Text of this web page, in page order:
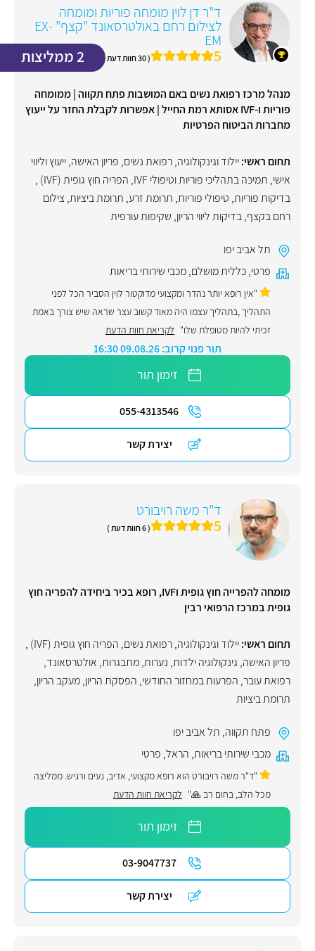
ד"ר דן לוין מומחה פוריות ומומחה
לצילום רחם באולטרסאונד "קצף" EX-
EM
5 ( 30 חוות דעת )
מנהל מרכז רפואת נשים באם המושבות פתח תקווה | ממומחה
פוריות ו-IVF אסותא רמת החייל | אפשרות לקבלת החזר על ייעוץ
מחברות הביטוח הפרטיות
תחום ראשי:יילוד וגינקולוגיה, רפואת נשים, פריון האישה,ייעוץ וליווי
אישי, תמיכה בתהליכי פוריות וטיפולי IVF , הפריה חוץ גופית (IVF)
,
בדיקות פוריות, טיפולי פוריות, תרומת זרע, תרומת ביציות, צילום
רחם בקצף,בדיקות ליווי הריון, שקיפות עורפית
תל אביב יפו
פרטי,כללית מושלם,מכבי שירותי בריאות
"אין רופא יותר נהדר ומקצועי מדוקטור לוין הסביר הכל לפני
התהליך ,בתהליך עצמו היה מאוד קשוב עצר שראה שיש צורך באמת
זכיתי להיות מטופלת שלו" לקריאת חוות הדעת
תור פנוי קרוב: 09.08.26 16:30
זימון תור
055-4313546
יצירת קשר
2 ממליצות
ד"ר משה רויבורט
5 ( 6 חוות דעת )
מומחה להפרייה חוץ גופית וIVF, רופא בכיר ביחידה להפריה חוץ
גופית במרכז הרפואי רבין
תחום ראשי:יילוד וגינקולוגיה, רפואת נשים, הפריה חוץ גופית (IVF)
,
פריון האישה, גינקולוגיה ילדות, נערות, מתבגרות, אולטרסאונד,
רפואת עובר, הפרעות במחזור החודשי, הפסקת הריון,מעקב הריון,
תרומת ביציות
פתח תקווה, תל אביב יפו
מכבי שירותי בריאות, הראל, פרטי
"ד"ר משה רויבורט הוא רופא מקצועי, אדיב, נעים ורגיש. ממליצה
מכל הלב, בחום רב 🙏" לקריאת חוות הדעת
זימון תור
03-9047737
יצירת קשר